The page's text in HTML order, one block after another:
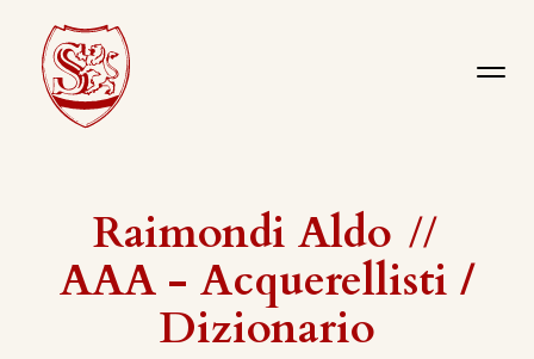
Raimondi Aldo //
AAA - Acquerellisti /
Dizionario